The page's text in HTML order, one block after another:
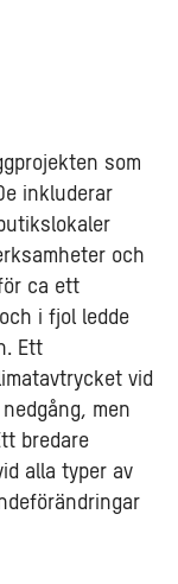
som
inkluderar
och
ca ett
i fjol ledde
Ett
vid
men
bredare
alla typer av